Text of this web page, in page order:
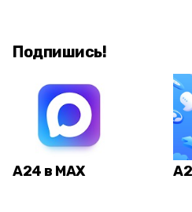
Подпишись!
А24 в MAX